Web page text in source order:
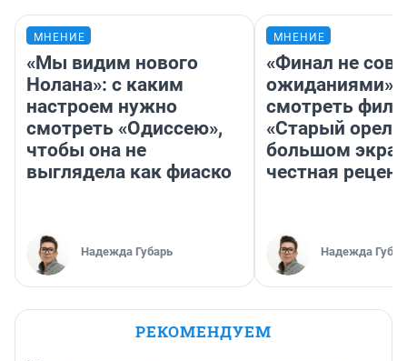
МНЕНИЕ
«Мы видим нового
Нолана»: с каким
настроем нужно
смотреть «Одиссею»,
чтобы она не
выглядела как фиаско
Надежда Губарь
МНЕНИЕ
«Финал не
ожиданиями»:
смотреть
«Старый орел»
большом
честная
Надежда
РЕКОМЕНДУЕМ